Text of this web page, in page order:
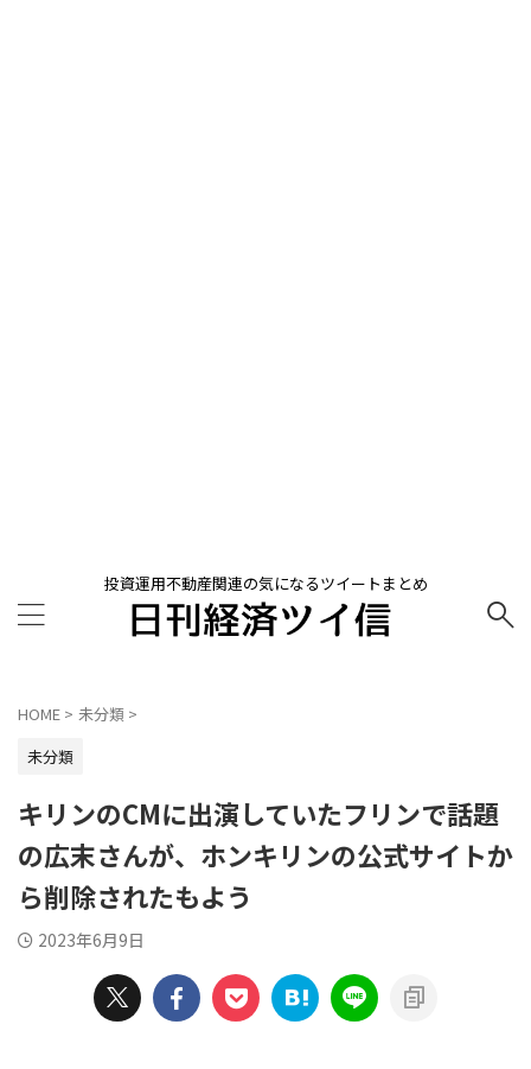
投資運用不動産関連の気になるツイートまとめ
HOME > 未分類 >
未分類
キリンのCMに出演していたフリンで話題
の広末さんが、ホンキリンの公式サイトか
ら削除されたもよう
2023年6月9日